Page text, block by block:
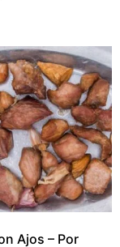
Ajos – Por